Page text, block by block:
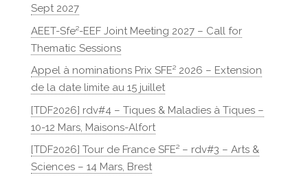
Sept 2027
AEET-Sfe²-EEF Joint Meeting 2027 – Call for
Thematic Sessions
Appel à nominations Prix SFE² 2026 – Extension
de la date limite au 15 juillet
[TDF2026] rdv#4 – Tiques & Maladies à Tiques –
10-12 Mars, Maisons-Alfort
[TDF2026] Tour de France SFE² – rdv#3 – Arts &
Sciences – 14 Mars, Brest